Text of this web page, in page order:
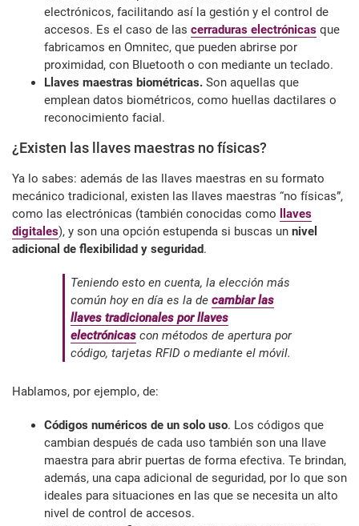
electrónicos, facilitando así la gestión y el control de
accesos. Es el caso de las cerraduras electrónicas que
fabricamos en Omnitec, que pueden abrirse por
proximidad, con Bluetooth o con mediante un teclado.
Llaves maestras biométricas. Son aquellas que
emplean datos biométricos, como huellas dactilares o
reconocimiento facial.
¿Existen las llaves maestras no físicas?
Ya lo sabes: además de las llaves maestras en su formato
mecánico tradicional, existen las llaves maestras “no físicas”,
como las electrónicas (también conocidas como
llaves
digitales), y son una opción estupenda si buscas un nivel
adicional de flexibilidad y seguridad.
Teniendo esto en cuenta, la elección más
común hoy en día es la de cambiar las
llaves tradicionales por llaves
electrónicascon métodos de apertura por
código, tarjetas RFID o mediante el móvil.
Hablamos, por ejemplo, de:
Códigos numéricos de un solo uso. Los códigos que
cambian después de cada uso también son una llave
maestra para abrir puertas de forma efectiva. Te brindan,
además, una capa adicional de seguridad, por lo que son
ideales para situaciones en las que se necesita un alto
nivel de control de accesos.